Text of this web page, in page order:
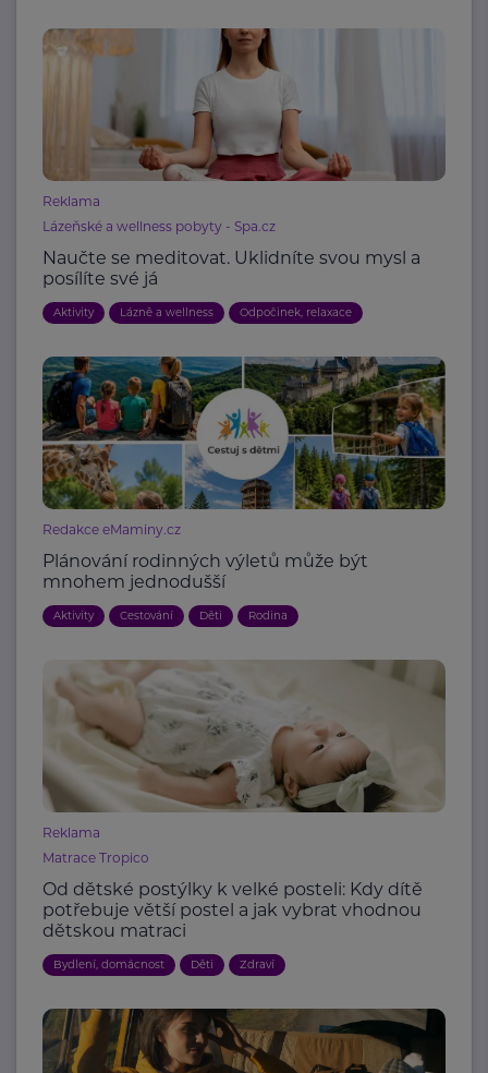
Reklama
Lázeňské a wellness pobyty - Spa.cz
Naučte se meditovat. Uklidníte svou mysl a
posílíte své já
Aktivity Lázně a wellness Odpočinek, relaxace
Redakce eMaminy.cz
Plánování rodinných výletů může být
mnohem jednodušší
Aktivity Cestování Děti Rodina
Reklama
Matrace Tropico
Od dětské postýlky k velké posteli: Kdy dítě
potřebuje větší postel a jak vybrat vhodnou
dětskou matraci
Bydlení, domácnost Děti Zdraví